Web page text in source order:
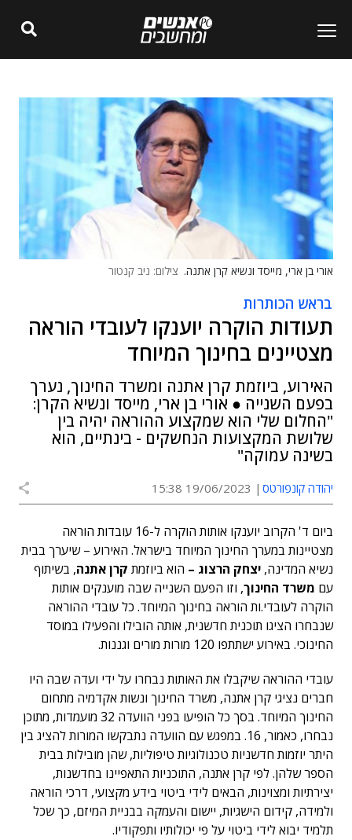
אורי בן ארי, מייסד ונשיא קרן אתנה. צילום: ניב קנטור
בראש הכותרות
תעודות הוקרה יוענקו לעובדי הוראה
מצטיינים בחינוך המיוחד
האירוע, ביוזמת קרן אתנה ומשרד החינוך, נערך
בפעם השנייה ● אורי בן ארי, מייסד ונשיא הקרן:
"החלום שלי הוא שמקצוע ההוראה יהיה בין
שלושת המקצועות הנחשקים - בינתיים, הוא
בשינה עמוקה"
יהודה קונפורטס 19/06/2023 15:38
ביום ד' הקרוב יוענקו אותות הוקרה ל-16 עובדות הוראה
מצטיינות במערך החינוך המיוחד בישראל. האירוע – שיערך בבית
נשיא המדינה, יצחק הרצוג – הוא ביוזמת קרן אתנה, בשיתוף
עם משרד החינוך, וזו הפעם השנייה שבה מוענקים אותות
הוקרה לעובדי.ות הוראה בחינוך המיוחד. כל עובדי ההוראה
שנבחרו הציגו תוכנית חדשנית, אותה הובילו והפעילו במוסד
החינוכי. באירוע ישתתפו 120 מורות מורים וגננות.
עובדי ההוראה שיקבלו את האותות נבחרו על ידי ועדה שבה היו
חברים נציגי קרן אתנה, משרד החינוך ונשות אקדמיה מתחום
החינוך המיוחד. בסך כל הופיעו בפני הוועדה 32 מועמדות, מתוכן
נבחרו, כאמור, 16. במפגש עם הוועדה נתבקשו המורות להציג בין
היתר יוזמות חדשניות טכנולוגיות טיפוליות, שהן מובילות בבית
הספר שלהן. לפי קרן אתנה, התוכניות התאפיינו בחדשנות,
יצירתיות ומצוינות, הבאים לידי ביטוי בידע מקצועי, דרכי הוראה
ולמידה, קידום הישגיות, יישום והעמקה בבניית המיזם, כך שכל
תלמיד יבוא לידי ביטוי על פי יכולותיו ותפקודיו.